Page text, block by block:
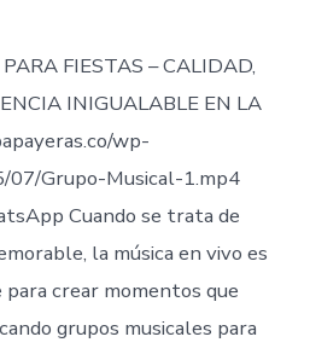
FIESTAS – CALIDAD,
INIGUALABLE EN LA
wp-
Grupo-Musical-1.mp4
Cuando se trata de
la música en vivo es
para crear momentos que
grupos musicales para